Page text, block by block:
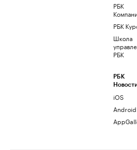
РБК
РБК
Школа
РБК
РБК
iOS
Android